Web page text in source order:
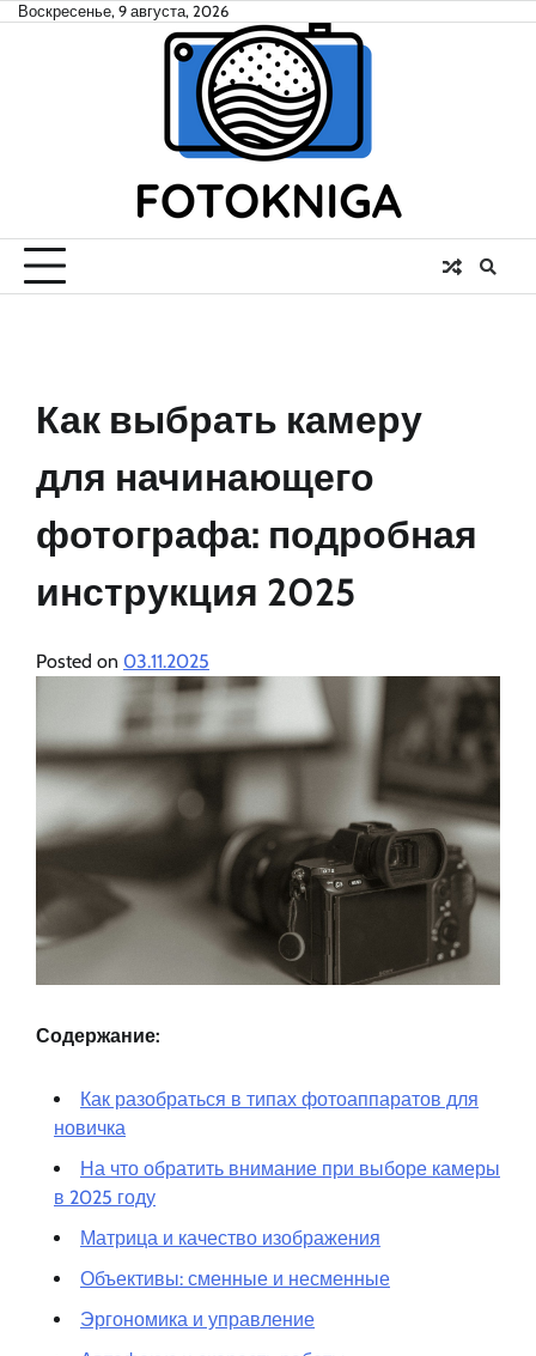
SkipВоскресенье, 9 августа, 2026
Как выбрать камеру
для начинающего
фотографа: подробная
инструкция 2025
Posted on 03.11.2025
Содержание:
Как разобраться в типах фотоаппаратов для
новичка
На что обратить внимание при выборе камеры
в 2025 году
Матрица и качество изображения
Объективы: сменные и несменные
Эргономика и управление